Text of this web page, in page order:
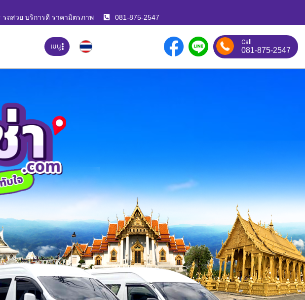
ถสวย บริการดี ราคามิตรภาพ 081-875-2547
เมนู Call
081-875-2547